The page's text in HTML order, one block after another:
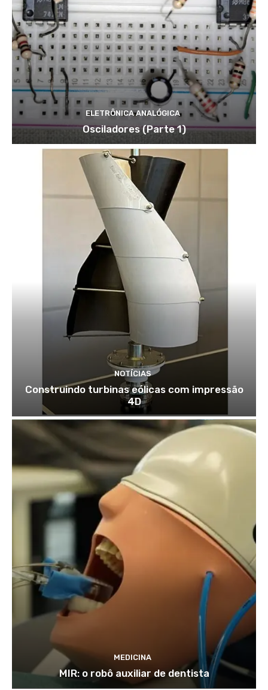
ELETRÔNICA ANALÓGICA
Osciladores (Parte 1)
NOTÍCIAS
Construindo turbinas eólicas com impressão
4D
MEDICINA
MIR: o robô auxiliar de dentista